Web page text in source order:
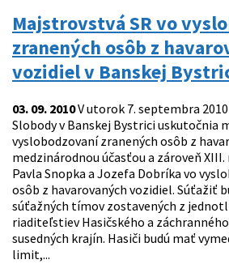
Majstrovstvá SR vo
zranených osôb z
vozidiel v Banskej
03. 09. 2010V utorok 7. septembra
Slobody v Banskej Bystrici uskutočnia
vyslobodzovaní zranených osôb z
medzinárodnou účasťou a zároveň
Pavla Snopka a Jozefa Dobríka vo
osôb z havarovaných vozidiel. Súťažiť
súťažných tímov zostavených z
riaditeľstiev Hasičského a
susedných krajín. Hasiči budú mať
limit,...